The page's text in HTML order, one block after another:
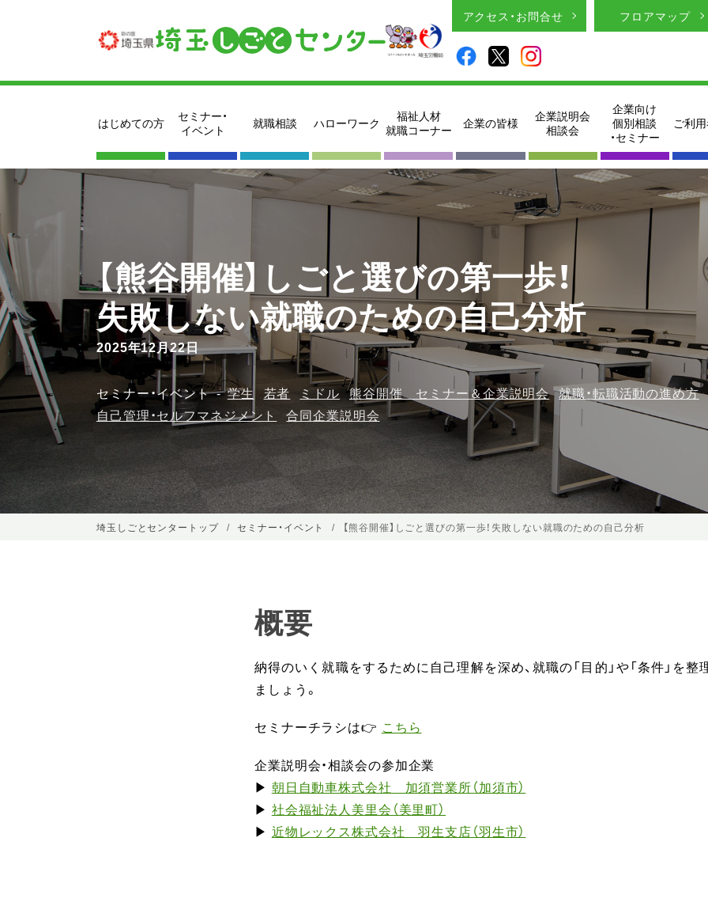
アクセス・お問合せ フロアマップ
はじめての方
セミナー・
イベント
就職相談 ハローワーク
福祉人材
就職コーナー
企業の皆様
企業説明会
相談会
企業向け
個別相談
・セミナー
ご利
【熊谷開催】しごと選びの第一歩！
失敗しない就職のための自己分析
2025年12月22日
セミナー・イベント 学生 若者 ミドル 熊谷開催 セミナー＆企業説明会 就職・転職活動の進め方
自己管理・セルフマネジメント
合同企業説明会
埼玉しごとセンタートップ セミナー・イベント 【熊谷開催】しごと選びの第一歩！失敗しない就職のための自己分析
概要
納得のいく就職をするために自己理解を深め、就職の「目的」や「条件」を
ましょう。
セミナーチラシは👉 こちら
企業説明会・相談会の参加企業
▶ 朝日自動車株式会社 加須営業所（加須市）
▶ 社会福祉法人美里会（美里町）
▶ 近物レックス株式会社 羽生支店（羽生市）